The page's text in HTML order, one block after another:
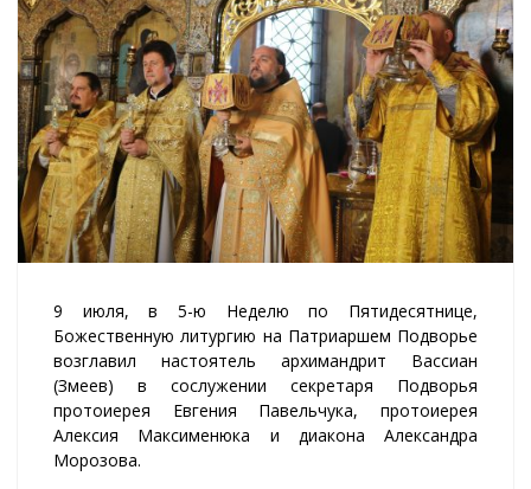
9 июля, в 5-ю Неделю по Пятидесятнице,
Божественную литургию на Патриаршем Подворье
возглавил настоятель архимандрит Вассиан
(Змеев) в сослужении секретаря Подворья
протоиерея Евгения Павельчука, протоиерея
Алексия Максименюка и диакона Александра
Морозова.